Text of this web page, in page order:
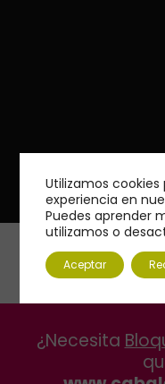
¿Necesita
Utilizamos
experiencia en
Puedes aprender
utilizamos o
Aceptar